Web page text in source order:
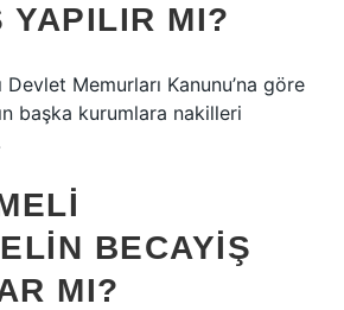
YAPILIR MI?
Devlet Memurları Kanunu’na göre
başka kurumlara nakilleri
BECAYIŞ
MI?